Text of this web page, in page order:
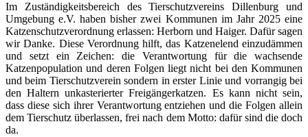
Im Zuständigkeitsbereich des Tierschutzvereins Dillenburg und
Umgebung e.V. haben bisher zwei Kommunen im Jahr 2025 eine
Katzenschutzverordnung erlassen: Herborn und Haiger. Dafür sagen
wir Danke. Diese Verordnung hilft, das Katzenelend einzudämmen
und setzt ein Zeichen: die Verantwortung für die wachsende
Katzenpopulation und deren Folgen liegt nicht bei den Kommunen
und beim Tierschutzverein sondern in erster Linie und vorrangig bei
den Haltern unkasterierter Freigängerkatzen. Es kann nicht sein,
dass diese sich ihrer Verantwortung entziehen und die Folgen allein
dem Tierschutz überlassen, frei nach dem Motto: dafür sind die doch
da.